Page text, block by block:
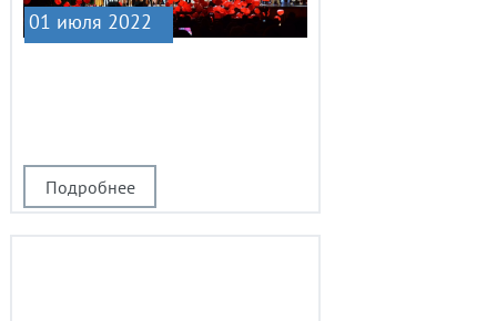
Подробнее
01 июля 2022